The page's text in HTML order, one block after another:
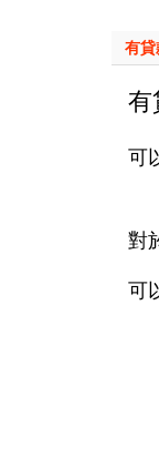
有貸
有
可
對
可